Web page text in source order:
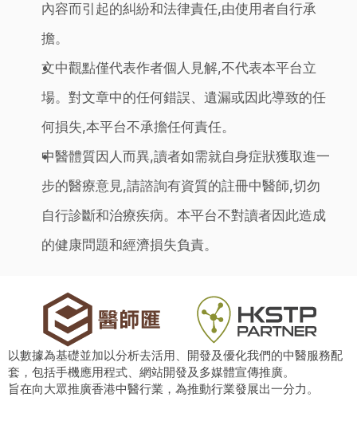
內容而引起的糾紛和法律責任,由使用者自行承
擔。
文中觀點僅代表作者個人見解,不代表本平台立
場。對文章中的任何錯誤、遺漏或因此導致的任
何損失,本平台不承擔任何責任。
中醫體質因人而異,讀者如需就自身症狀獲取進一
步的醫療意見,請諮詢有資質的註冊中醫師,切勿
自行診斷和治療疾病。本平台不對讀者因此造成
的健康問題和經濟損失負責。
以數據為基礎並加以分析去活用、開發及優化我們的中醫服務配
套，包括手機應用程式、網站開發及多媒體宣傳推廣。
旨在向大眾推廣香港中醫行業，為推動行業發展出一分力。